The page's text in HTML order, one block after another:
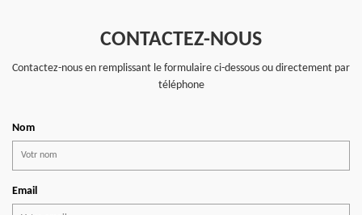
CONTACTEZ-NOUS
Contactez-nous en remplissant le formulaire ci-dessous ou directement par
téléphone
Nom
Email